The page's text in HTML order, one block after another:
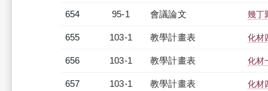
654 95-1 會議論文 幾丁
655 103-1 教學計畫表 化材
656 103-1 教學計畫表 化材
657 103-1 教學計畫表 化材